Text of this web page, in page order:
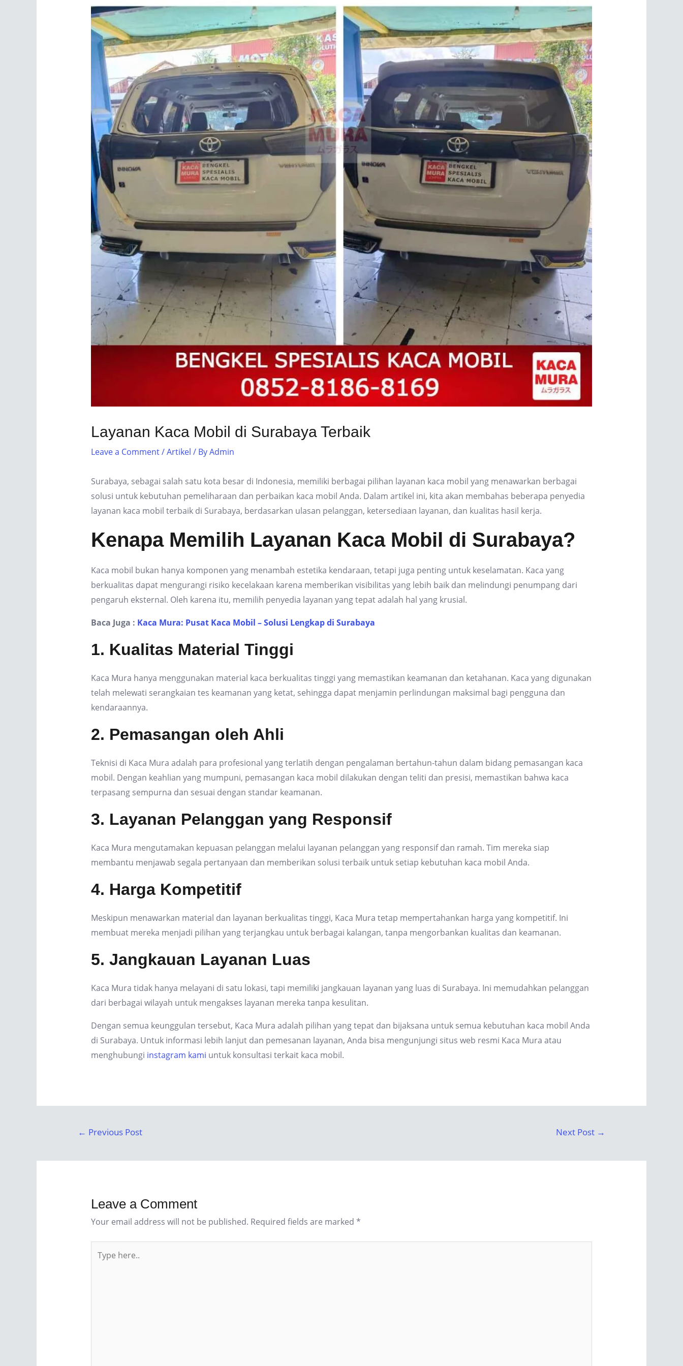
Layanan Kaca Mobil di Surabaya Terbaik
Leave a Comment/Artikel / ByAdmin
Surabaya, sebagai salah satu kota besar di Indonesia, memiliki berbagai pilihan layanan kaca mobil yang menawarkan berbagai
solusi untuk kebutuhan pemeliharaan dan perbaikan kaca mobil Anda. Dalam artikel ini, kita akan membahas beberapa penyedia
layanan kaca mobil terbaik di Surabaya, berdasarkan ulasan pelanggan, ketersediaan layanan, dan kualitas hasil kerja.
Kenapa Memilih Layanan Kaca Mobil di Surabaya?
Kaca mobil bukan hanya komponen yang menambah estetika kendaraan, tetapi juga penting untuk keselamatan. Kaca yang
berkualitas dapat mengurangi risiko kecelakaan karena memberikan visibilitas yang lebih baik dan melindungi penumpang dari
pengaruh eksternal. Oleh karena itu, memilih penyedia layanan yang tepat adalah hal yang krusial.
Baca Juga : Kaca Mura: Pusat Kaca Mobil – Solusi Lengkap di Surabaya
1. Kualitas Material Tinggi
Kaca Mura hanya menggunakan material kaca berkualitas tinggi yang memastikan keamanan dan ketahanan. Kaca yang digunakan
telah melewati serangkaian tes keamanan yang ketat, sehingga dapat menjamin perlindungan maksimal bagi pengguna dan
kendaraannya.
2. Pemasangan oleh Ahli
Teknisi di Kaca Mura adalah para profesional yang terlatih dengan pengalaman bertahun-tahun dalam bidang pemasangan kaca
mobil. Dengan keahlian yang mumpuni, pemasangan kaca mobil dilakukan dengan teliti dan presisi, memastikan bahwa kaca
terpasang sempurna dan sesuai dengan standar keamanan.
3. Layanan Pelanggan yang Responsif
Kaca Mura mengutamakan kepuasan pelanggan melalui layanan pelanggan yang responsif dan ramah. Tim mereka siap
membantu menjawab segala pertanyaan dan memberikan solusi terbaik untuk setiap kebutuhan kaca mobil Anda.
4. Harga Kompetitif
Meskipun menawarkan material dan layanan berkualitas tinggi, Kaca Mura tetap mempertahankan harga yang kompetitif. Ini
membuat mereka menjadi pilihan yang terjangkau untuk berbagai kalangan, tanpa mengorbankan kualitas dan keamanan.
5. Jangkauan Layanan Luas
Kaca Mura tidak hanya melayani di satu lokasi, tapi memiliki jangkauan layanan yang luas di Surabaya. Ini memudahkan pelanggan
dari berbagai wilayah untuk mengakses layanan mereka tanpa kesulitan.
Dengan semua keunggulan tersebut, Kaca Mura adalah pilihan yang tepat dan bijaksana untuk semua kebutuhan kaca mobil Anda
di Surabaya. Untuk informasi lebih lanjut dan pemesanan layanan, Anda bisa mengunjungi situs web resmi Kaca Mura atau
menghubungi instagram kami untuk konsultasi terkait kaca mobil.
← Previous Post Next Post →
Leave a Comment
Your email address will not be published. Required fields are marked *
here..